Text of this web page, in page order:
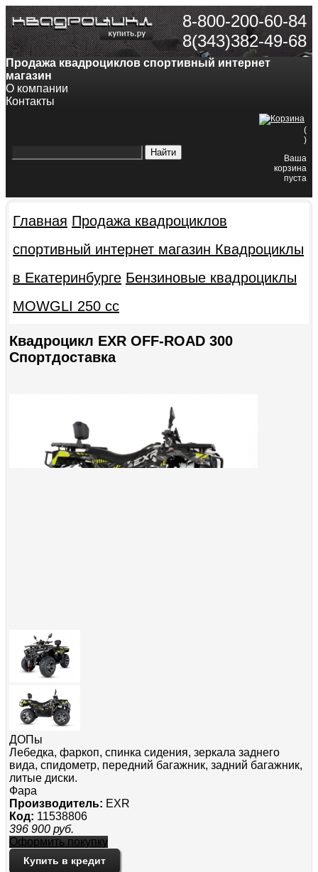
8-800-200-60-84
8(343)382-49-68
Продажа квадроциклов спортивный интернет
магазин
О компании
Контакты
(
)
Ваша
корзина
пуста
Главная Продажа квадроциклов
спортивный интернет магазин Квадроциклы
в Екатеринбурге Бензиновые квадроциклы
MOWGLI 250 cc
Квадроцикл EXR OFF-ROAD 300
Спортдоставка
ДОПы
Лебедка, фаркоп, спинка сидения, зеркала заднего
вида, спидометр, передний багажник, задний багажник,
литые диски.
Фара
Производитель: EXR
Код: 11538806
396 900 руб.
Оформить покупку
Купить в кредит